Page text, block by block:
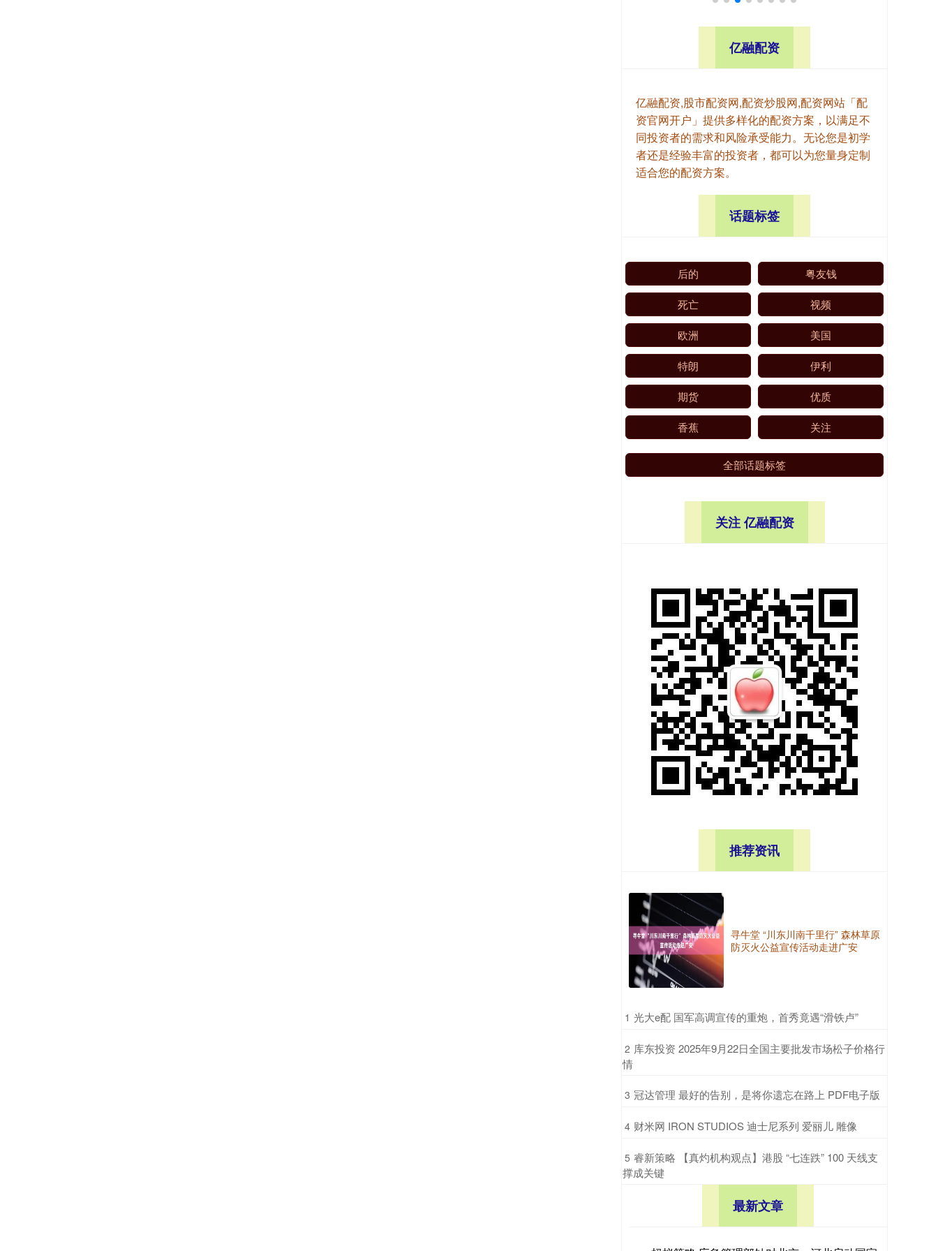
亿融配资
亿融配资,股市配资网,配资炒股网,配资网站「配
资官网开户」提供多样化的配资方案，以满足不
同投资者的需求和风险承受能力。无论您是初学
者还是经验丰富的投资者，都可以为您量身定制
适合您的配资方案。
话题标签
后的 粤友钱
死亡 视频
欧洲 美国
特朗 伊利
期货 优质
香蕉 关注
全部话题标签
关注 亿融配资
推荐资讯
寻牛堂 “川东川南千里行” 森林草原
防灭火公益宣传活动走进广安
1 ​光大e配 国军高调宣传的重炮，首秀竟遇“滑铁卢”
2 ​库东投资 2025年9月22日全国主要批发市场松子价格行
情
3 ​冠达管理 最好的告别，是将你遗忘在路上 PDF电子版
4 ​财米网 IRON STUDIOS 迪士尼系列 爱丽儿 雕像
5 ​睿新策略 【真灼机构观点】港股 “七连跌” 100 天线支
撑成关键
最新文章